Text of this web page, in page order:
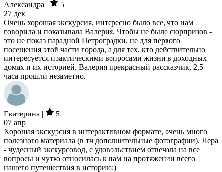
Александра |
5
27 дек
Очень хорошая экскурсия, интересно было все, что нам
говорила и показывала Валерия. Чтобы не было сюрпризов -
это не показ парадной Петроградки, не для первого
посещения этой части города, а для тех, кто действительно
интересуется практическими вопросами жизни в доходных
домах и их историей. Валерия прекрасный рассказчик, 2,5
часа прошли незаметно.
Екатерина |
5
07 апр
Хорошая экскурсия в интерактивном формате, очень много
полезного материала (в тч дополнительные фотографии). Лера
- чудесный экскурсовод, с удовольствием отвечала на все
вопросы и чутко относилась к нам на протяжении всего
нашего путешествия в историю:)